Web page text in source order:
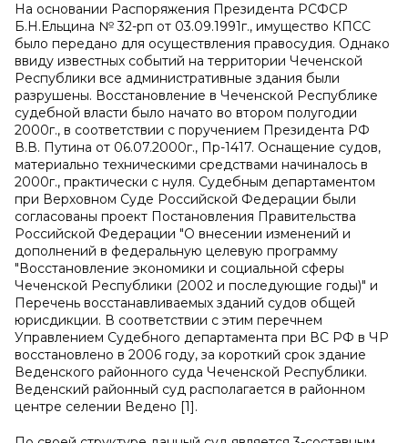
На основании Распоряжения Президента РСФСР
Б.Н.Ельцина № 32-рп от 03.09.1991г., имущество КПСС
было передано для осуществления правосудия. Однако
ввиду известных событий на территории Чеченской
Республики все административные здания были
разрушены. Восстановление в Чеченской Республике
судебной власти было начато во втором полугодии
2000г., в соответствии с поручением Президента РФ
В.В. Путина от 06.07.2000г., Пр-1417. Оснащение судов,
материально техническими средствами начиналось в
2000г., практически с нуля. Судебным департаментом
при Верховном Суде Российской Федерации были
согласованы проект Постановления Правительства
Российской Федерации "О внесении изменений и
дополнений в федеральную целевую программу
"Восстановление экономики и социальной сферы
Чеченской Республики (2002 и последующие годы)" и
Перечень восстанавливаемых зданий судов общей
юрисдикции. В соответствии с этим перечнем
Управлением Судебного департамента при ВС РФ в ЧР
восстановлено в 2006 году, за короткий срок здание
Веденского районного суда Чеченской Республики.
Веденский районный суд располагается в районном
центре селении Ведено [1].